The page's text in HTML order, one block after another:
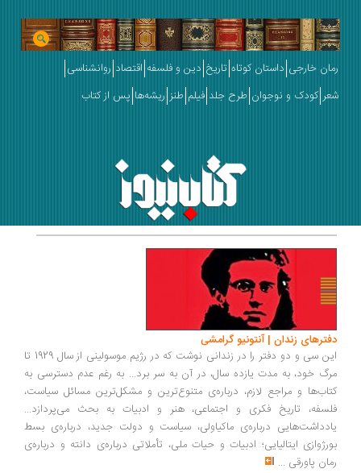
رمان خارجی داستان کوتاه تاریخ دین و فلسفه اقتصاد روانشناسی
شعر کودک و نوجوان طرح جلد فیلم طنز ریشه‌ها پس از کتاب
دفترهای زندان | آنتونیو گرامشی
این سی و دو دفتر را در زندانی نوشت که در رژیم موسولینی از سال 1929 تا
مرگ خود، به مدت یازده سال، در آن به سر برد... به رغم عدم دسترسی به
کتاب‌ها و مراجع لازم، درباره‌ی متنوع‌ترین و مشکل‌ترین مسائل سیاست،
فلسفه، تاریخ فکری و اجتماعی، هنر و ادبیات به بحث می‌پردازد...
یادداشت‌هایی درباره‌ی ماکیاولی، سیاست و دولت جدید، درباره‌ی بسط
بورژوازی ایتالیایی؛ ادبیات و حیات ملی، تأملاتی درباره‌ی دانته و درباره‌ی
رمان پاورقی ...